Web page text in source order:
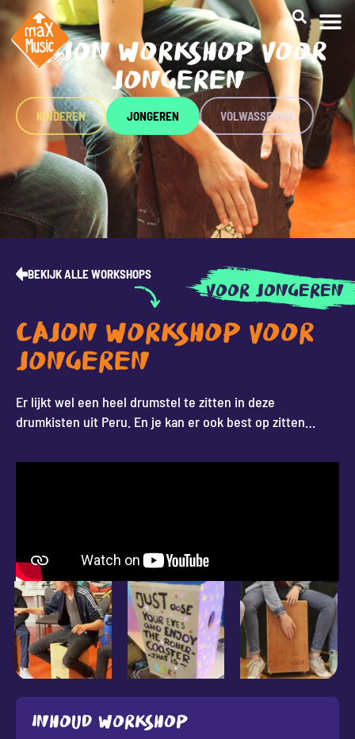
CAJON WORKSHOP VOOR
JONGEREN
KINDEREN JONGEREN VOLWASSENEN
BEKIJK ALLE WORKSHOPS
VOOR JONGEREN
CAJON WORKSHOP VOOR
JONGEREN
Er lijkt wel een heel drumstel te zitten in deze
drumkisten uit Peru. En je kan er ook best op zitten…
Inhoud workshop